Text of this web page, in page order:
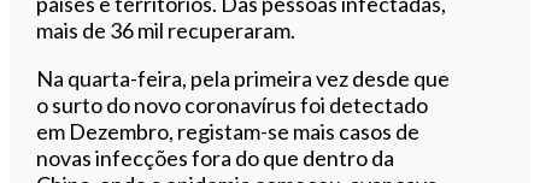
mais de 36 mil recuperaram.
Na quarta-feira, pela primeira vez desde que
o surto do novo coronavírus foi detectado
em Dezembro, registam-se mais casos de
novas infecções fora do que dentro da